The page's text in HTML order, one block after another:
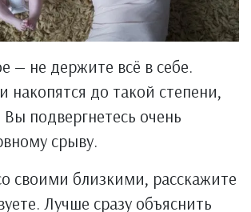
— не держите всё в себе.
накопятся до такой степени,
подвергнетесь очень
срыву.
своими близкими, расскажите
Лучше сразу объяснить